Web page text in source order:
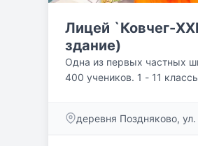
Лицей `Ковчег-
здание)
Одна из первых частных
400 учеников. 1 - 11
значение для ребенка и
деревня Поздняково,